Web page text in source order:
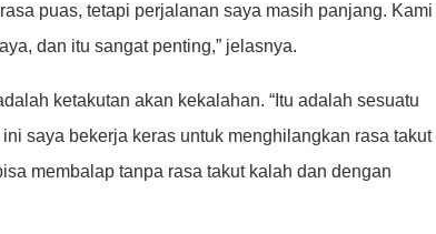
puas, tetapi perjalanan saya masih panjang. Kami
dan itu sangat penting,” jelasnya.
ketakutan akan kekalahan. “Itu adalah sesuatu
saya bekerja keras untuk menghilangkan rasa takut
membalap tanpa rasa takut kalah dan dengan